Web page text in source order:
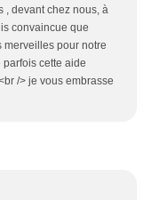
, devant chez nous, à
convaincue que
merveilles pour notre
cette aide
/> je vous embrasse